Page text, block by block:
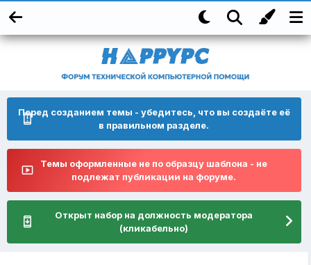
Перед созданием темы - убедитесь, что вы создаёте её
в правильном разделе.
Темы оформленные не по образцу шаблона - не
подлежат публикации на форуме.
Открыт набор на должность модератора
(кликабельно)